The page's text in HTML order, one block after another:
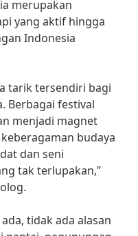
merupakan
yang aktif hingga
Indonesia
tarik tersendiri bagi
Berbagai festival
menjadi magnet
budaya
dan seni
tak terlupakan,”
tidak ada alasan